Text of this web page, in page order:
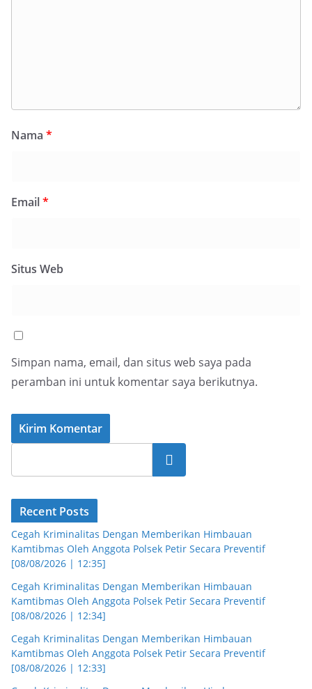
Nama *
Email*
Situs Web
Simpan nama, email, dan situs web saya pada
peramban ini untuk komentar saya berikutnya.
Cari
Recent Posts
Cegah Kriminalitas Dengan Memberikan Himbauan
Kamtibmas Oleh Anggota Polsek Petir Secara Preventif
[08/08/2026 | 12:35]
Cegah Kriminalitas Dengan Memberikan Himbauan
Kamtibmas Oleh Anggota Polsek Petir Secara Preventif
[08/08/2026 | 12:34]
Cegah Kriminalitas Dengan Memberikan Himbauan
Kamtibmas Oleh Anggota Polsek Petir Secara Preventif
[08/08/2026 | 12:33]